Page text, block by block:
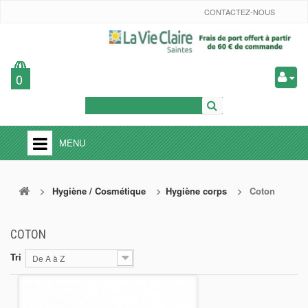
CONTACTEZ-NOUS
0
MENU
PETIT PRIX
FRAIS
> Hygiène / Cosmétique > Hygiène corps > Coton
COTON
Tri De A à Z